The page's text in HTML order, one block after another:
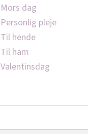
Mors dag
Personlig pleje
Til hende
Til ham
Valentinsdag